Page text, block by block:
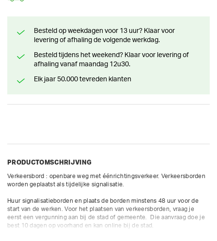
Besteld op weekdagen voor 13 uur? Klaar voor
levering of afhaling de volgende werkdag.
Besteld tijdens het weekend? Klaar voor levering of
afhaling vanaf maandag 12u30.
Elk jaar 50.000 tevreden klanten
PRODUCTOMSCHRIJVING
Verkeersbord : openbare weg met éénrichtingsverkeer. Verkeersborden
worden geplaatst als tijdelijke signalisatie.
Huur signalisatieborden en plaats de borden minstens 48 uur voor de
start van de werken. Voor het plaatsen van verkeersborden, vraag je
eerst een vergunning aan bij de stad of gemeente.  Die aanvraag doe je
best 10 dagen op voorhand en kan online bij de stad.